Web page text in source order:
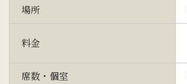
場所
料金
席数・個室